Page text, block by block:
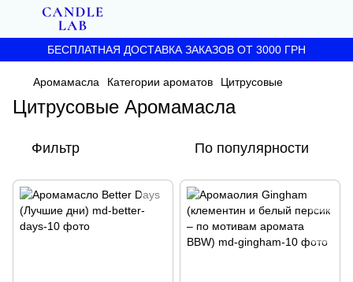
БЕСПЛАТНАЯ ДОСТАВКА ЗАКАЗОВ ОТ 3000 ГРН
Аромамасла Категории ароматов Цитрусовые
Цитрусовые Аромамасла
Фильтр По популярности